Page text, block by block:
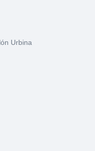
Urbina